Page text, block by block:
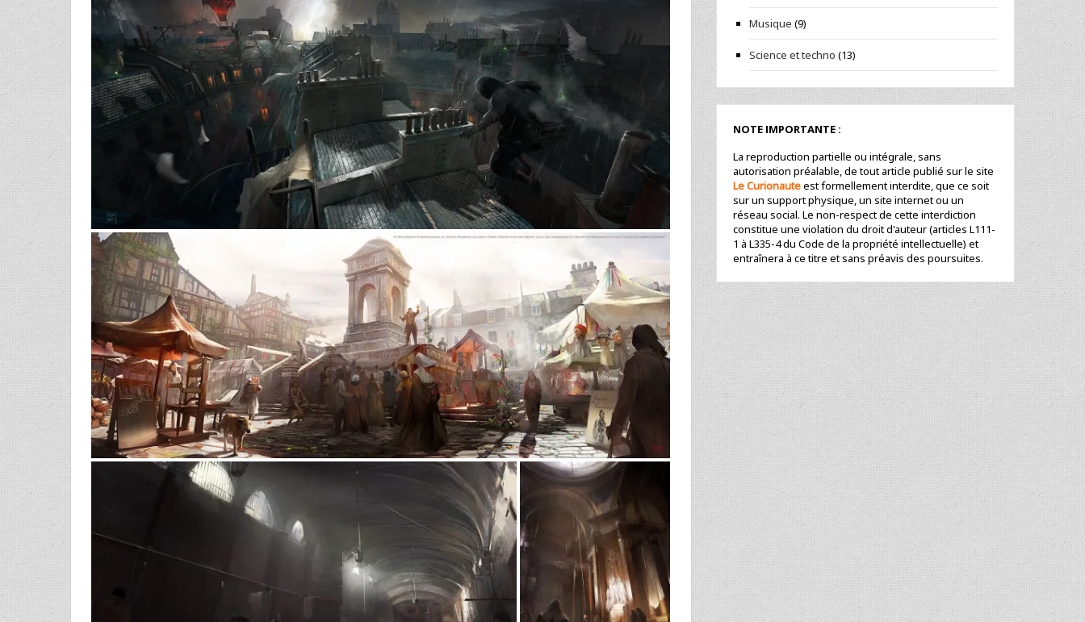
Musique (9)
Science et techno (13)
NOTE IMPORTANTE :
La reproduction partielle ou intégrale, sans
autorisation préalable, de tout article publié sur le site
Le Curionauteest formellement interdite, que ce soit
sur un support physique, un site internet ou un
réseau social. Le non-respect de cette interdiction
constitue une violation du droit d'auteur (articles L111-
1 à L335-4 du Code de la propriété intellectuelle) et
entraînera à ce titre et sans préavis des poursuites.